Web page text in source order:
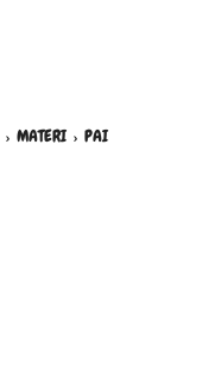
› MATERI › PAI